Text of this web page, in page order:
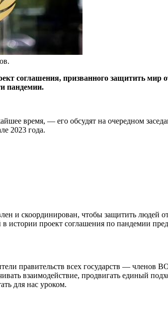
соглашения, призванного защитить
пандемии.
время, — его обсудят на очередном
2023 года.
и скоординирован, чтобы защитить людей
проект соглашения по пандемии
правительств всех государств — членов
взаимодействие, продвигать единый
для нас уроком.